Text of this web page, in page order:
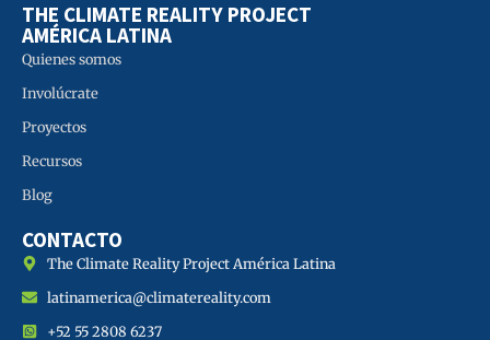
THE CLIMATE REALITY PROJECT
AMÉRICA LATINA
Quienes somos
Involúcrate
Proyectos
Recursos
Blog
CONTACTO
The Climate Reality Project América Latina
latinamerica@climatereality.com
+52 55 2808 6237